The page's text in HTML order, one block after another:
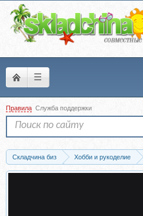
☰
Правила Служба поддержки
Складчина биз Хобби и рукоделие
Скачать Носки «Morialta» (Марина